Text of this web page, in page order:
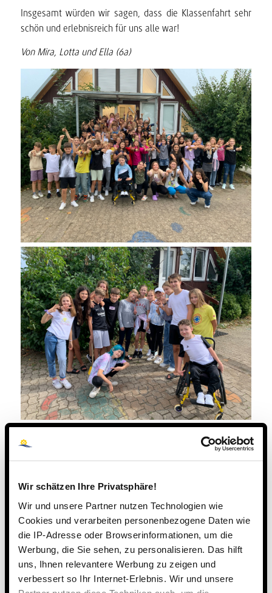
Wir schätzen Ihre Privatsphäre!
Wir und unsere Partner nutzen Technologien wie
Cookies und verarbeiten personenbezogene Daten wie
die IP-Adresse oder Browserinformationen, um die
Werbung, die Sie sehen, zu personalisieren. Das hilft
uns, Ihnen relevantere Werbung zu zeigen und
verbessert so Ihr Internet-Erlebnis. Wir und unsere
Insgesamt würden wir sagen, dass die Klassenfahrt sehr
schön und erlebnisreich für uns alle war!
Von Mira, Lotta und Ella (6a)